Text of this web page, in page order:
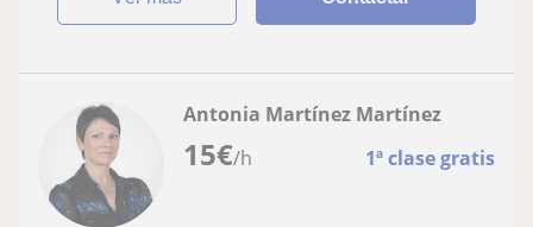
15€/h 1ª clase gratis
Antonia Martínez Martínez